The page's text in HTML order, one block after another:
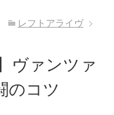
レフトアライヴ
ヴァンツァ
のコツ